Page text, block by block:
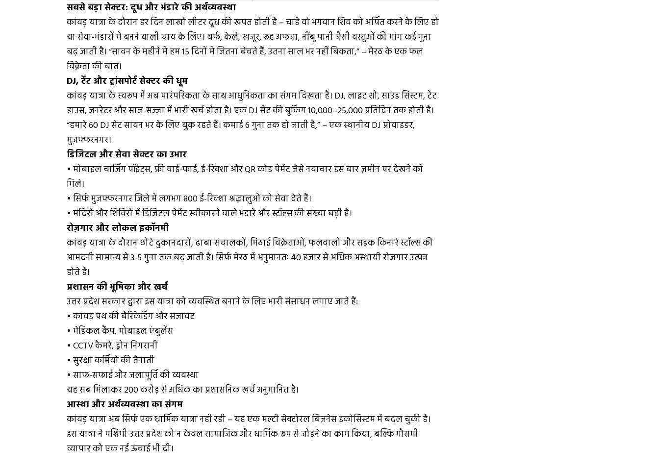
सबसे बड़ा सेक्टर: दूध और भंडारे की अर्थव्यवस्था
कांवड़ यात्रा के दौरान हर दिन लाखों लीटर दूध की खपत होती है – चाहे वो भगवान शिव को अर्पित करने के लिए हो
या सेवा-भंडारों में बनने वाली चाय के लिए। बर्फ, केले, खजूर, रूह अफज़ा, नींबू पानी जैसी वस्तुओं की मांग कई गुना
बढ़ जाती है। “सावन के महीने में हम 15 दिनों में जितना बेचते हैं, उतना साल भर नहीं बिकता,” – मेरठ के एक फल
विक्रेता की बात।
DJ, टेंट और ट्रांसपोर्ट सेक्टर की धूम
कांवड़ यात्रा के स्वरूप में अब पारंपरिकता के साथ आधुनिकता का संगम दिखता है। DJ, लाइट शो, साउंड सिस्टम, टेंट
हाउस, जनरेटर और साज-सज्जा में भारी खर्च होता है। एक DJ सेट की बुकिंग ₹10,000–₹25,000 प्रतिदिन तक होती है।
“हमारे 60 DJ सेट सावन भर के लिए बुक रहते हैं। कमाई 6 गुना तक हो जाती है,” – एक स्थानीय DJ प्रोवाइडर,
मुज़फ्फरनगर।
डिजिटल और सेवा सेक्टर का उभार
• मोबाइल चार्जिंग पॉइंट्स, फ्री वाई-फाई, ई-रिक्शा और QR कोड पेमेंट जैसे नवाचार इस बार ज़मीन पर देखने को
मिले।
• सिर्फ मुज़फ्फरनगर जिले में लगभग 800 ई-रिक्शा श्रद्धालुओं को सेवा देते हैं।
• मंदिरों और शिविरों में डिजिटल पेमेंट स्वीकारने वाले भंडारे और स्टॉल्स की संख्या बढ़ी है।
रोज़गार और लोकल इकॉनमी
कांवड़ यात्रा के दौरान छोटे दुकानदारों, ढाबा संचालकों, मिठाई विक्रेताओं, फलवालों और सड़क किनारे स्टॉल्स की
आमदनी सामान्य से 3-5 गुना तक बढ़ जाती है। सिर्फ मेरठ में अनुमानतः 40 हजार से अधिक अस्थायी रोजगार उत्पन्न
होते हैं।
प्रशासन की भूमिका और खर्च
उत्तर प्रदेश सरकार द्वारा इस यात्रा को व्यवस्थित बनाने के लिए भारी संसाधन लगाए जाते हैं:
• कांवड़ पथ की बैरिकेडिंग और सजावट
• मेडिकल कैंप, मोबाइल एंबुलेंस
• CCTV कैमरे, ड्रोन निगरानी
• सुरक्षा कर्मियों की तैनाती
• साफ-सफाई और जलापूर्ति की व्यवस्था
यह सब मिलाकर ₹200 करोड़ से अधिक का प्रशासनिक खर्च अनुमानित है।
आस्था और अर्थव्यवस्था का संगम
कांवड़ यात्रा अब सिर्फ एक धार्मिक यात्रा नहीं रही – यह एक मल्टी सेक्टोरल बिज़नेस इकोसिस्टम में बदल चुकी है।
इस यात्रा ने पश्चिमी उत्तर प्रदेश को न केवल सामाजिक और धार्मिक रूप से जोड़ने का काम किया, बल्कि मौसमी
व्यापार को एक नई ऊंचाई भी दी।